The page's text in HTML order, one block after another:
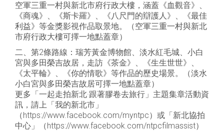
空軍三重一村與新北市府行政大樓，涵蓋《血觀音》、
《商魂》、《斯卡羅》、《八尺門的辯護人》、《最佳
利益》等金獎影視作品取景地。（空軍三重一村與新北
市府行政大樓可擇一地點蓋章）
二、第2條路線：瑞芳黃金博物館、淡水紅毛城、小白
宮與多田榮吉故居，走訪《茶金》、《生生世世》、
《太平輪》、《你的情歌》等作品的歷史場景。（淡水
小白宮與多田榮吉故居可擇一地點蓋章）
更多「一起走拍新北·跟著膠卷去旅行」主題集章活動資
訊，請上「我的新北市」
（https://www.facebook.com/myntpc）或「新北協拍
中心」（https://www.facebook.com/ntpcfilmassist）